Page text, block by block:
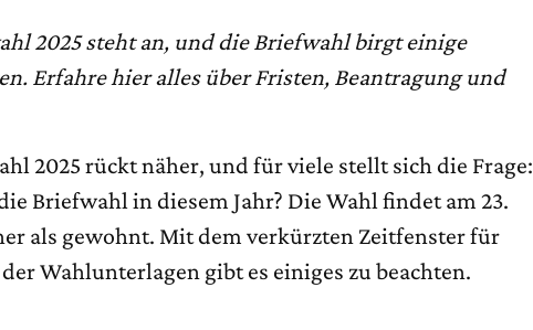
2025 steht an, und die Briefwahl birgt einige
Erfahre hier alles über Fristen, Beantragung und
2025 rückt näher, und für viele stellt sich die Frage:
Briefwahl in diesem Jahr? Die Wahl findet am 23.
als gewohnt. Mit dem verkürzten Zeitfenster für
Wahlunterlagen gibt es einiges zu beachten.